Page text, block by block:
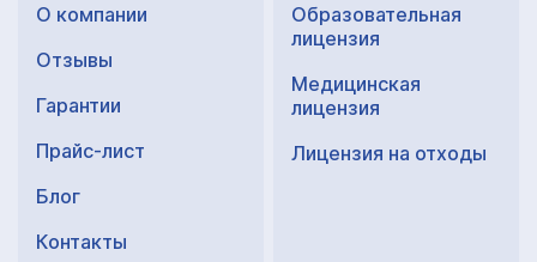
О компании
Отзывы
Гарантии
Прайс-лист
Блог
Контакты
Образовательная
лицензия
Медицинская
лицензия
Лицензия на отходы